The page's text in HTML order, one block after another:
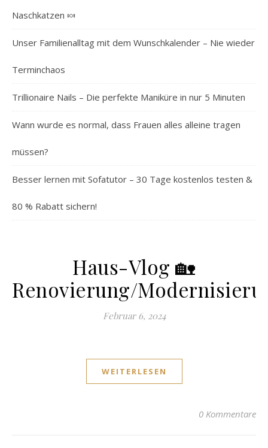
Naschkatzen 🍬
Unser Familienalltag mit dem Wunschkalender – Nie wieder
Terminchaos
Trillionaire Nails – Die perfekte Maniküre in nur 5 Minuten
Wann wurde es normal, dass Frauen alles alleine tragen
müssen?
Besser lernen mit Sofatutor – 30 Tage kostenlos testen &
80 % Rabatt sichern!
Haus-Vlog 🏡
Renovierung/
Februar 6, 2024
WEITERLESEN
0 Kommentare